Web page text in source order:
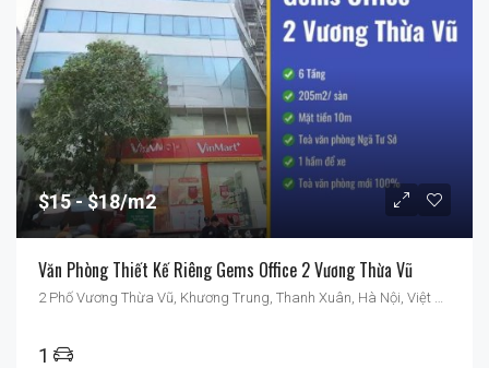
$15 $18/m2
Văn Phòng Thiết Kế Riêng Gems Office 2 Vương Thừa Vũ
2 Phố Vương Thừa Vũ, Khương Trung, Thanh Xuân, Hà Nội, Việt Nam
1